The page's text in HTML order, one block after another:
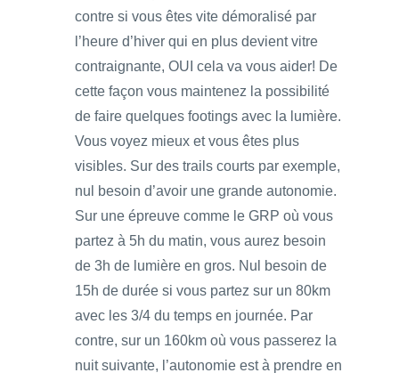
contre si vous êtes vite démoralisé par
l’heure d’hiver qui en plus devient vitre
contraignante, OUI cela va vous aider! De
cette façon vous maintenez la possibilité
de faire quelques footings avec la lumière.
Vous voyez mieux et vous êtes plus
visibles. Sur des trails courts par exemple,
nul besoin d’avoir une grande autonomie.
Sur une épreuve comme le GRP où vous
partez à 5h du matin, vous aurez besoin
de 3h de lumière en gros. Nul besoin de
15h de durée si vous partez sur un 80km
avec les 3/4 du temps en journée. Par
contre, sur un 160km où vous passerez la
nuit suivante, l’autonomie est à prendre en